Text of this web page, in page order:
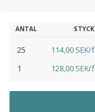
ANTAL
25 114,00
1 128,00